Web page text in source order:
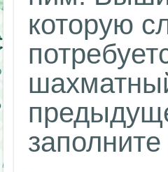
которую
заполните